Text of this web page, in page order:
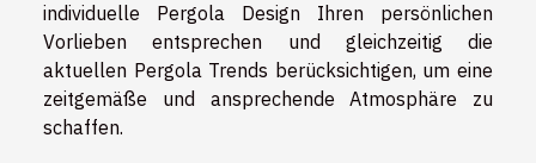
individuelle Pergola Design Ihren persönlichen
Vorlieben entsprechen und gleichzeitig die
aktuellen Pergola Trends berücksichtigen, um eine
zeitgemäße und ansprechende Atmosphäre zu
schaffen.